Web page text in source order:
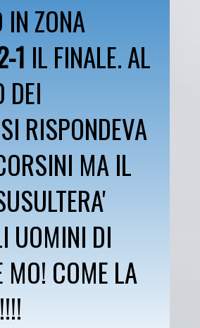
IN ZONA
1 IL FINALE. AL
DEI
RISPONDEVA
MA IL
UOMINI DI
MO! COME LA